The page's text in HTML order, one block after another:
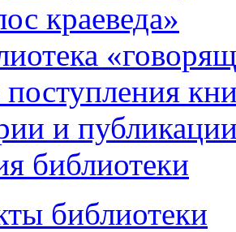
краеведа»
и
библиотеки
библиотеки